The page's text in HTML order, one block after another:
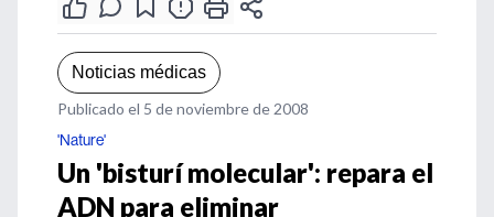
Noticias médicas
Publicado el 5 de noviembre de 2008
'Nature'
Un 'bisturí molecular': repara el
ADN para eliminar